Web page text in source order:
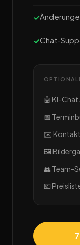
Chat-
🤖 KI-
📅
✉️
🖼️
👥 Team-
💶